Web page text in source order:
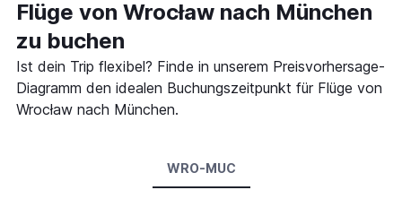
Flüge von Wrocław nach München
zu buchen
Ist dein Trip flexibel? Finde in unserem Preisvorhersage-
Diagramm den idealen Buchungszeitpunkt für Flüge von
Wrocław nach München.
WRO-MUC